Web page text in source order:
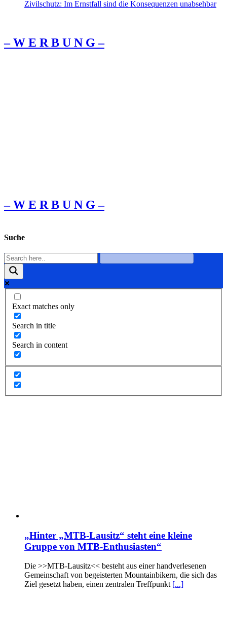
Zivilschutz: Im Ernstfall sind die Konsequenzen unabsehbar
– W Ε R Β U Ν G –
– W Ε R Β U Ν G –
Suche
Exact matches only
Search in title
Search in content
„Hinter „MTB-Lausitz“ steht eine kleine
Gruppe von MTB-Enthusiasten“
Die >>MTB-Lausitz<< besteht aus einer handverlesenen
Gemeinschaft von begeisterten Mountainbikern, die sich das
Ziel gesetzt haben, einen zentralen Treffpunkt [...]